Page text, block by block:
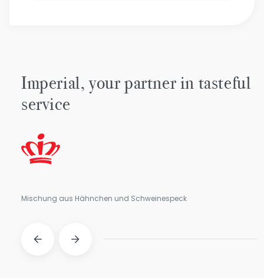
Imperial, your partner in tasteful
service
Mischung aus Hähnchen und Schweinespeck